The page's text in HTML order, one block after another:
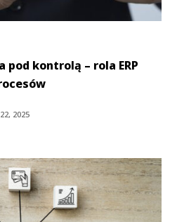
kontrolą – rola ERP
2025